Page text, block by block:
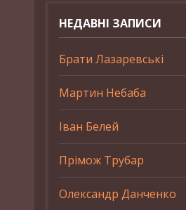
НЕДАВНІ ЗАПИСИ
Брати Лазаревські
Мартин Небаба
Іван Белей
Прімож Трубар
Олександр Данченко